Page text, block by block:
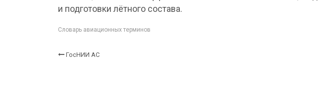
и подготовки лётного состава.
Словарь авиационных терминов
ГосНИИ АС